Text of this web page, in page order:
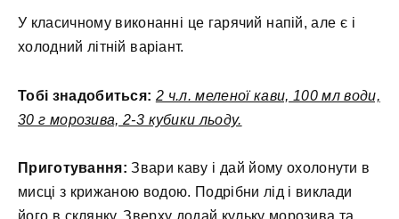
У класичному виконанні це гарячий напій, але є і
холодний літній варіант.
Тобі знадобиться: 2 ч.л. меленої кави, 100 мл води,
30 г морозива, 2-3 кубики льоду.
Приготування: Звари каву і дай йому охолонути в
мисці з крижаною водою. Подрібни лід і виклади
його в склянку. Зверху додай кульку морозива та